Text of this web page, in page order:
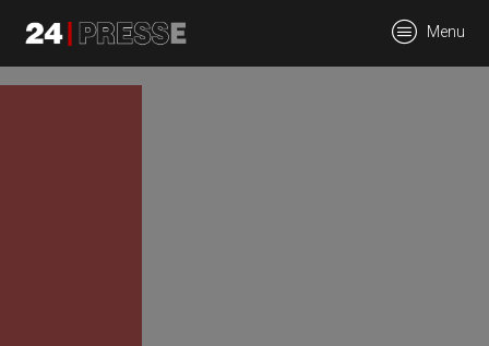
24Presse -
Menu